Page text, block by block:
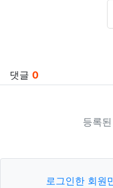
댓글 0
등록
로그인한 회원